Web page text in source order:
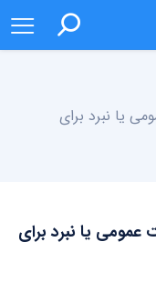
یا نبرد برای
عمومی یا نبرد برای